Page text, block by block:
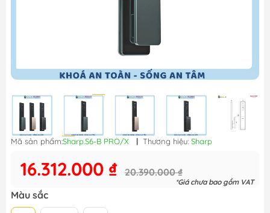
Mã sản phẩm:Sharp.S6-B PRO/X | Thương hiệu: Sharp
16.312.000 ₫ 20.390.000 ₫
*Giá chưa bao gồm VAT
Màu sắc